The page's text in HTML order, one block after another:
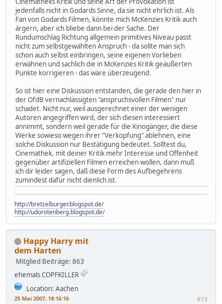
jedenfalls nicht in Godards Sinne, da sie nicht ehrlich ist. Als
Fan von Godards Filmen, könnte mich McKenzies Kritik auch
ärgern, aber ich bliebe dann bei der Sache. Der
Rundumschlag Richtung allgemein primitives Niveau passt
nicht zum selbstgewählten Anspruch - da sollte man sich
schon auch selbst einbringen, seine eigenen Vorlieben
erwähnen und sachlich die in McKenzies Kritik geäußerten
Punkte korrigieren - das wäre überzeugend.
So ist hier eine Diskussion entstanden, die gerade den hier in
der OfdB vernachlässigten "anspruchsvollen Filmen" nur
schadet. Nicht nur, weil ausgerechnet einer der wenigen
Autoren angegriffen wird, der sich diesen interessiert
annimmt, sondern weil gerade für die Kinogänger, die diese
Werke sowieso wegen ihrer "Verkopfung" ablehnen, eine
solche Diskussion nur Bestätigung bedeutet. Solltest du,
Cinemathek, mit deiner Kritik mehr Interesse und Offenheit
gegenüber artifiziellen Filmen erreichen wollen, dann muß
ich dir leider sagen, daß diese Form des Aufbegehrens
zumindest dafür nicht dienlich ist.
http://bretzelburger.blogspot.de/
http://udorotenberg.blogspot.de/
Happy Harry mit
dem Harten
Mitglied Beiträge: 863
ehemals COPFKILLER
Location: Aachen
25 Mai 2007, 18:16:16 #73